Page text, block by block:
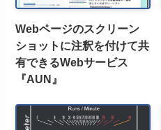
Webページのスクリーン
ショットに注釈を付けて共
有できるWebサービス
『AUN』